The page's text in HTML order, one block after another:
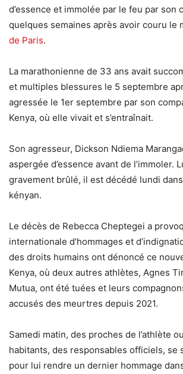
d’essence et immolée par le feu par son
quelques semaines après avoir couru le
de Paris.
La marathonienne de 33 ans avait
et multiples blessures le 5 septembre
agressée le 1er septembre par son
Kenya, où elle vivait et s’entraînait.
Son agresseur, Dickson Ndiema
aspergée d’essence avant de l’immoler.
gravement brûlé, il est décédé lundi
kényan.
Le décès de Rebecca Cheptegei a
internationale d’hommages et
des droits humains ont dénoncé ce
Kenya, où deux autres athlètes, Agnes
Mutua, ont été tuées et leurs
accusés des meurtres depuis 2021.
Samedi matin, des proches de l’athlète
habitants, des responsables officiels, se
pour lui rendre un dernier hommage